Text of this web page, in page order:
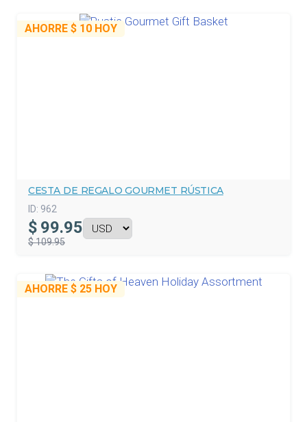
AHORRE $ 10 HOY
CESTA DE REGALO GOURMET RÚSTICA
ID: 962
$ 99.95
$ 109.95
AHORRE $ 25 HOY